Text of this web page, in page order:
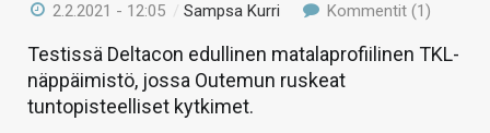
2.2.2021 - 12:05 /Sampsa Kurri Kommentit (1)
Testissä Deltacon edullinen matalaprofiilinen TKL-
näppäimistö, jossa Outemun ruskeat
tuntopisteelliset kytkimet.